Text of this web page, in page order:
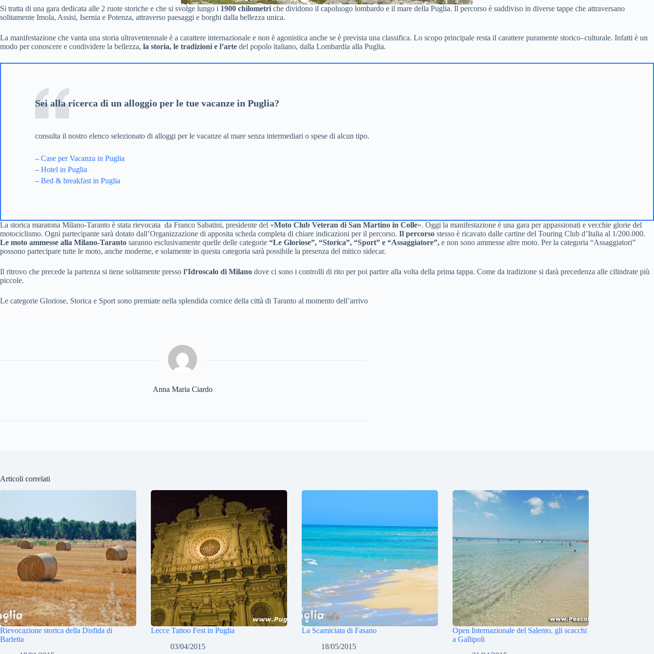
Si tratta di una gara dedicata alle 2 ruote storiche e che si svolge lungo i 1900 chilometri che dividono il capoluogo lombardo e il mare della Puglia. Il percorso è suddiviso in diverse tappe che attraversano
solitamente Imola, Assisi, Isernia e Potenza, attraverso paesaggi e borghi dalla bellezza unica.
La manifestazione che vanta una storia ultraventennale è a carattere internazionale e non è agonistica anche se è prevista una classifica. Lo scopo principale resta il carattere puramente storico–culturale. Infatti è un
modo per conoscere e condividere la bellezza, la storia, le tradizioni e l’arte del popolo italiano, dalla Lombardia alla Puglia.
Sei alla ricerca di un alloggio per le tue vacanze in Puglia?
consulta il nostro elenco selezionato di alloggi per le vacanze al mare senza intermediari o spese di alcun tipo.
– Case per Vacanza in Puglia
– Hotel in Puglia
– Bed & breakfast in Puglia
La storica maratona Milano-Taranto è stata rievocata da Franco Sabatini, presidente del «Moto Club Veteran di San Martino in Colle». Oggi la manifestazione è una gara per appassionati e vecchie glorie del
motociclismo. Ogni partecipante sarà dotato dall’Organizzazione di apposita scheda completa di chiare indicazioni per il percorso. Il percorso stesso è ricavato dalle cartine del Touring Club d’Italia al 1/200.000.
Le moto ammesse alla Milano-Taranto saranno esclusivamente quelle delle categorie “Le Gloriose”, “Storica”, “Sport” e “Assaggiatore”, e non sono ammesse altre moto. Per la categoria “Assaggiatori”
possono partecipare tutte le moto, anche moderne, e solamente in questa categoria sarà possibile la presenza del mitico sidecar.
Il ritrovo che precede la partenza si tiene solitamente presso l’Idroscalo di Milano dove ci sono i controlli di rito per poi partire alla volta della prima tappa. Come da tradizione si darà precedenza alle cilindrate più
piccole.
Le categorie Gloriose, Storica e Sport sono premiate nella splendida cornice della città di Taranto al momento dell’arrivo
Anna Maria Ciardo
Articoli correlati
Rievocazione storica della Disfida di
Barletta
Lecce Tattoo Fest in Puglia
03/04/2015
La Scamiciata di Fasano
18/05/2015
Open Internazionale del Salento, gli scacchi
a Gallipoli